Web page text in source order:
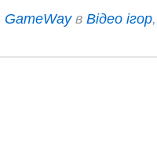
GameWayв Відео ігор